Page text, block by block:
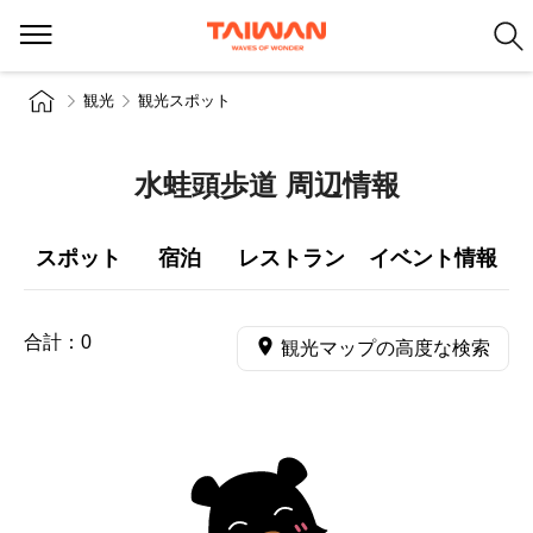
観光 観光スポット
水蛙頭歩道 周辺情報
スポット 宿泊 レストラン イベント情報
合計： 0 観光マップの高度な検索